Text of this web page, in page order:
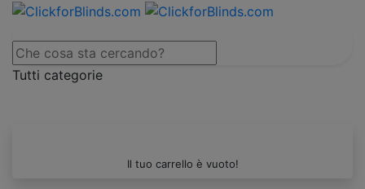
Tutti categorie
Il tuo carrello è vuoto!